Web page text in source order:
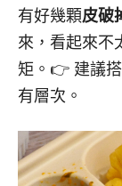
有好幾顆皮破
來，看起來不
矩。👉 建議
有層次。